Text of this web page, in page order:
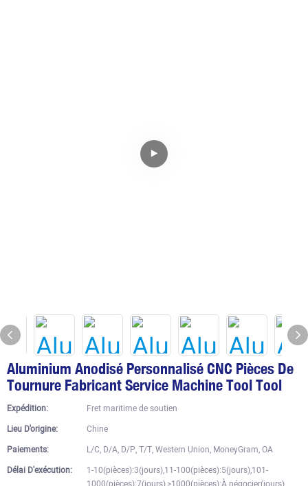
Aluminium Anodisé Personnalisé CNC Pièces De
Tournure Fabricant Service Machine Tool Tool
Expédition:
Fret maritime de soutien
Lieu D'origine:
Chine
Paiements:
L/C, D/A, D/P, T/T, Western Union, MoneyGram, OA
Délai D'exécution:
1-10(pièces):3(jours),11-100(pièces):5(jours),101-